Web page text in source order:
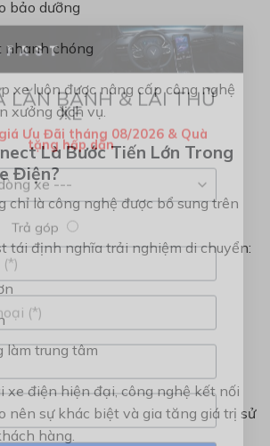
LĂN BÁNH & LÁI THỬ
XE
Ưu Đãi tháng 08/2026 & Quà
tặng hấp dẫn
Trả góp
×
bảo dưỡng
nhanh chóng
xe luôn được nâng cấp công nghệ
xưởng dịch vụ.
Là Bước Tiến Lớn Trong
Điện?
chỉ là công nghệ được bổ sung trên
tái định nghĩa trải nghiệm di chuyển:
làm trung tâm
xe điện hiện đại, công nghệ kết nối
nên sự khác biệt và gia tăng giá trị sử
hàng.